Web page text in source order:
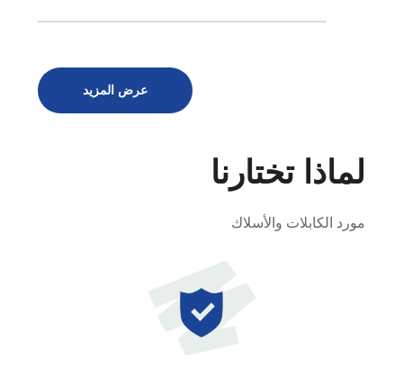
عرض المزيد
لماذا تختارنا
مورد الكابلات والأسلاك